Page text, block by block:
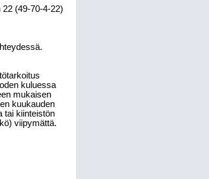
(49-70-4-22)
kuluessa
mukaisen
kuukauden
tai kiinteistön
viipymättä.